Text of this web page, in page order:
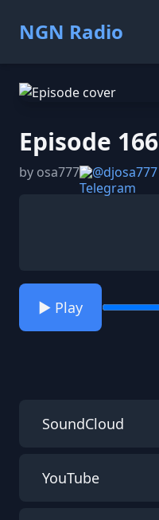
NGN Radio
Episode 166
by osa777 @djosa777
▶️ Play
SoundCloud
YouTube